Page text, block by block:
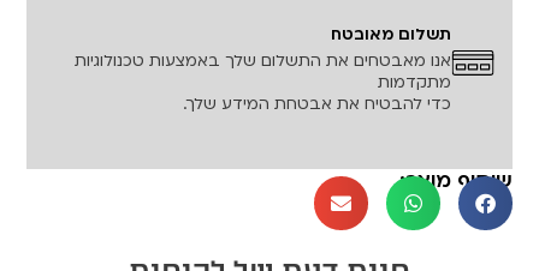
תשלום מאובטח
אנו מאבטחים את התשלום שלך באמצעות טכנולוגיות
מתקדמות
כדי להבטיח את אבטחת המידע שלך.
שיתוף מוצר: